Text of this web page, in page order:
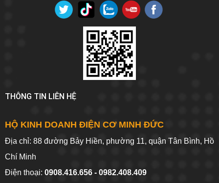
THÔNG TIN LIÊN HỆ
HỘ KINH DOANH ĐIỆN CƠ MINH ĐỨC
Địa chỉ: 88 đường Bảy Hiền, phường 11, quận Tân Bình, Hồ
Chí Minh
Điện thoại: 0908.416.656 - 0982.408.409